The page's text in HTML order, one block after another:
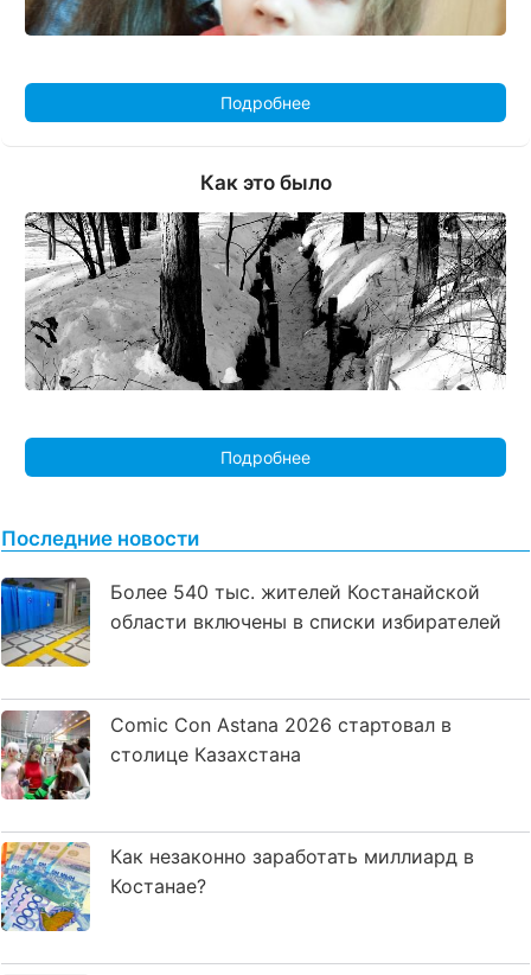
Подробнее
Как это было
Подробнее
Последние новости
Более 540 тыс. жителей Костанайской
области включены в списки избирателей
Comic Con Astana 2026 стартовал в
столице Казахстана
Как незаконно заработать миллиард в
Костанае?